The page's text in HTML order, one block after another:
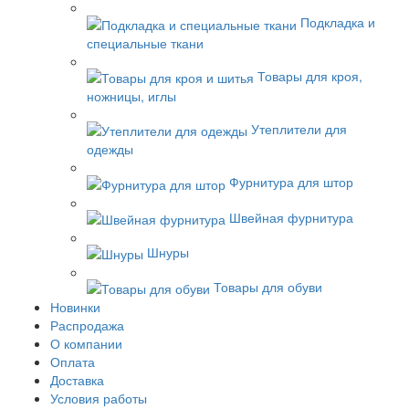
Подкладка и
специальные ткани
Товары для кроя,
ножницы, иглы
Утеплители для
одежды
Фурнитура для штор
Швейная фурнитура
Шнуры
Товары для обуви
Новинки
Распродажа
О компании
Оплата
Доставка
Условия работы